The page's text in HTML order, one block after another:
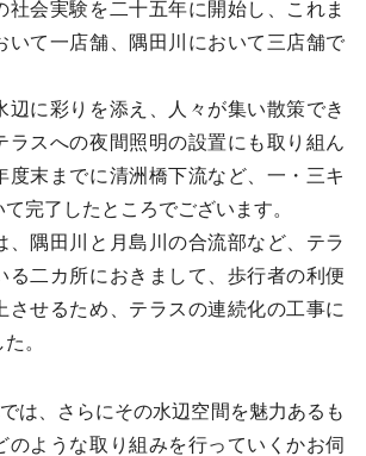
社会実験を二十五年に開始し、これま
いて一店舗、隅田川において三店舗で
に彩りを添え、人々が集い散策でき
ラスへの夜間照明の設置にも取り組ん
度末までに清洲橋下流など、一・三キ
完了したところでございます。
隅田川と月島川の合流部など、テラ
る二カ所におきまして、歩行者の利便
させるため、テラスの連続化の工事に
。
は、さらにその水辺空間を魅力あるも
のような取り組みを行っていくかお伺